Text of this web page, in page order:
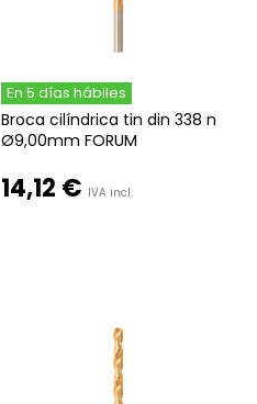
En 5 días hábiles
Broca cilíndrica tin din 338 n
Ø9,00mm FORUM
14,12 € IVA incl.